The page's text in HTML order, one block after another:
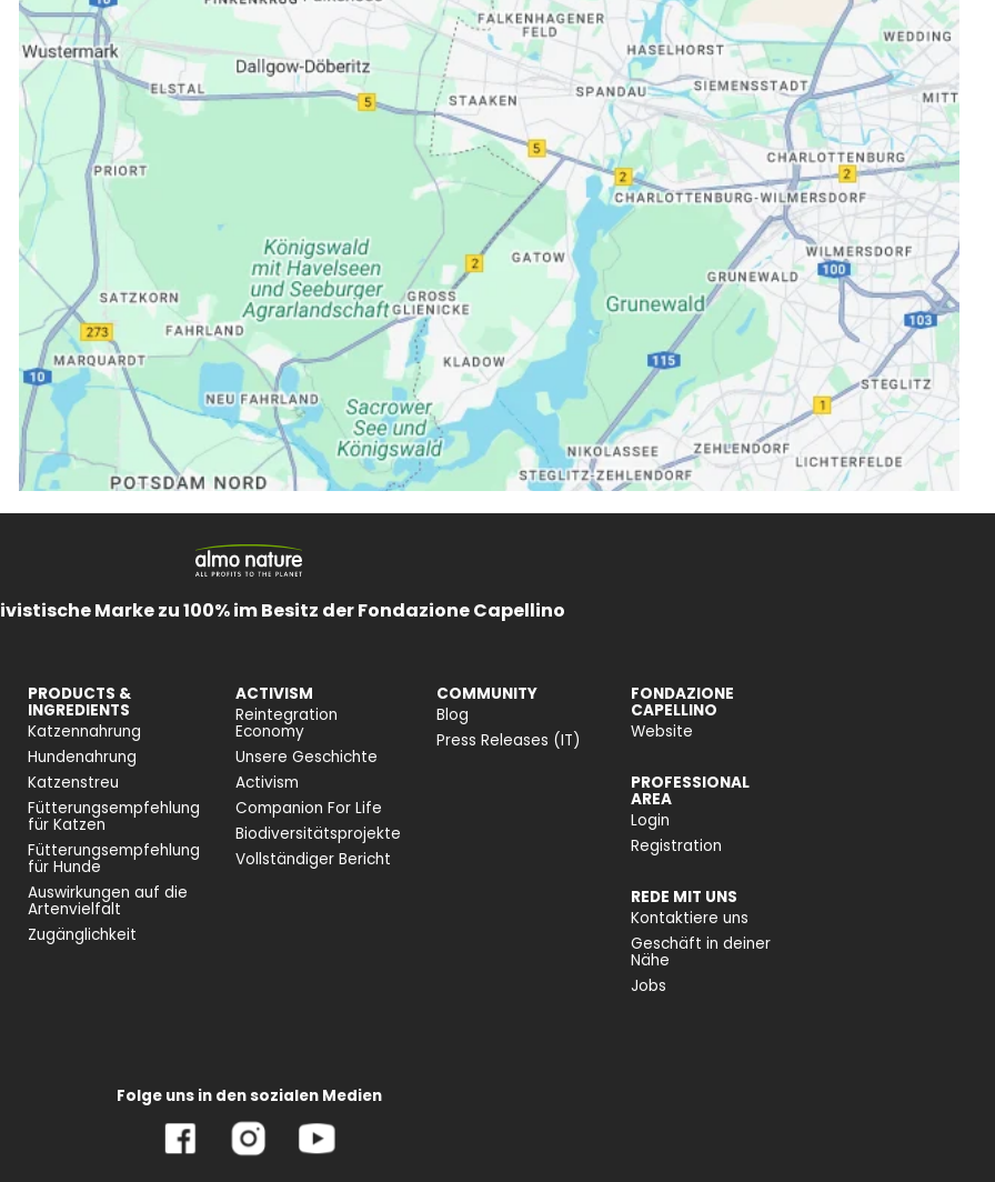
Marke zu 100% im Besitz der Fondazione Capellino
PRODUCTS &
INGREDIENTS
Katzennahrung
Hundenahrung
Katzenstreu
Fütterungsempfehlung
für Katzen
Fütterungsempfehlung
für Hunde
Auswirkungen auf die
Artenvielfalt
Zugänglichkeit
ACTIVISM
Reintegration
Economy
Unsere Geschichte
Activism
Companion For Life
Biodiversitätsprojekte
Vollständiger Bericht
COMMUNITY
Blog
Press Releases (IT)
FONDAZIONE
CAPELLINO
Website
PROFESSIONAL
AREA
Login
Registration
REDE MIT UNS
Kontaktiere uns
Geschäft in deiner
Nähe
Jobs
Folge uns in den sozialen Medien